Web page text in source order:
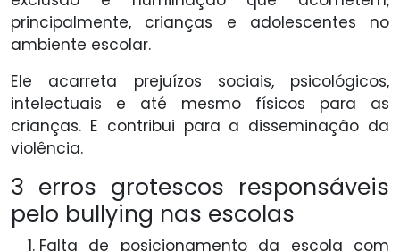
principalmente, crianças e adolescentes no
ambiente escolar.
Ele acarreta prejuízos sociais, psicológicos,
intelectuais e até mesmo físicos para as
crianças. E contribui para a disseminação da
violência.
3 erros grotescos responsáveis
pelo bullying nas escolas
Falta de posicionamento da escola com